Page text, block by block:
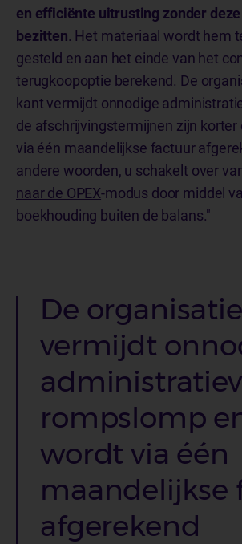
en efficiënte uitrusting zonder
bezitten. Het materiaal wordt hem
gesteld en aan het einde van het
terugkoopoptie berekend. De
kant vermijdt onnodige
de afschrijvingstermijnen zijn korter
via één maandelijkse factuur
andere woorden, u schakelt over
naar de OPEX-modus door middel
boekhouding buiten de balans."
De organisatie
vermijdt
rompslomp
wordt via één
maandelijkse
afgerekend